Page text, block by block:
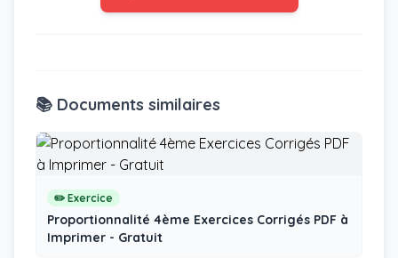
📚 Documents similaires
✏️ Exercice
Proportionnalité 4ème Exercices Corrigés PDF à
Imprimer - Gratuit